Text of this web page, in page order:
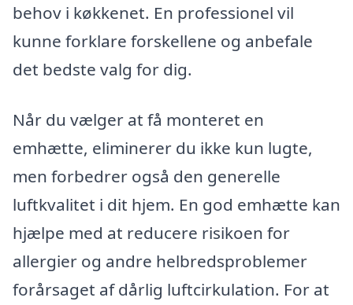
behov i køkkenet. En professionel vil
kunne forklare forskellene og anbefale
det bedste valg for dig.
Når du vælger at få monteret en
emhætte, eliminerer du ikke kun lugte,
men forbedrer også den generelle
luftkvalitet i dit hjem. En god emhætte kan
hjælpe med at reducere risikoen for
allergier og andre helbredsproblemer
forårsaget af dårlig luftcirkulation. For at